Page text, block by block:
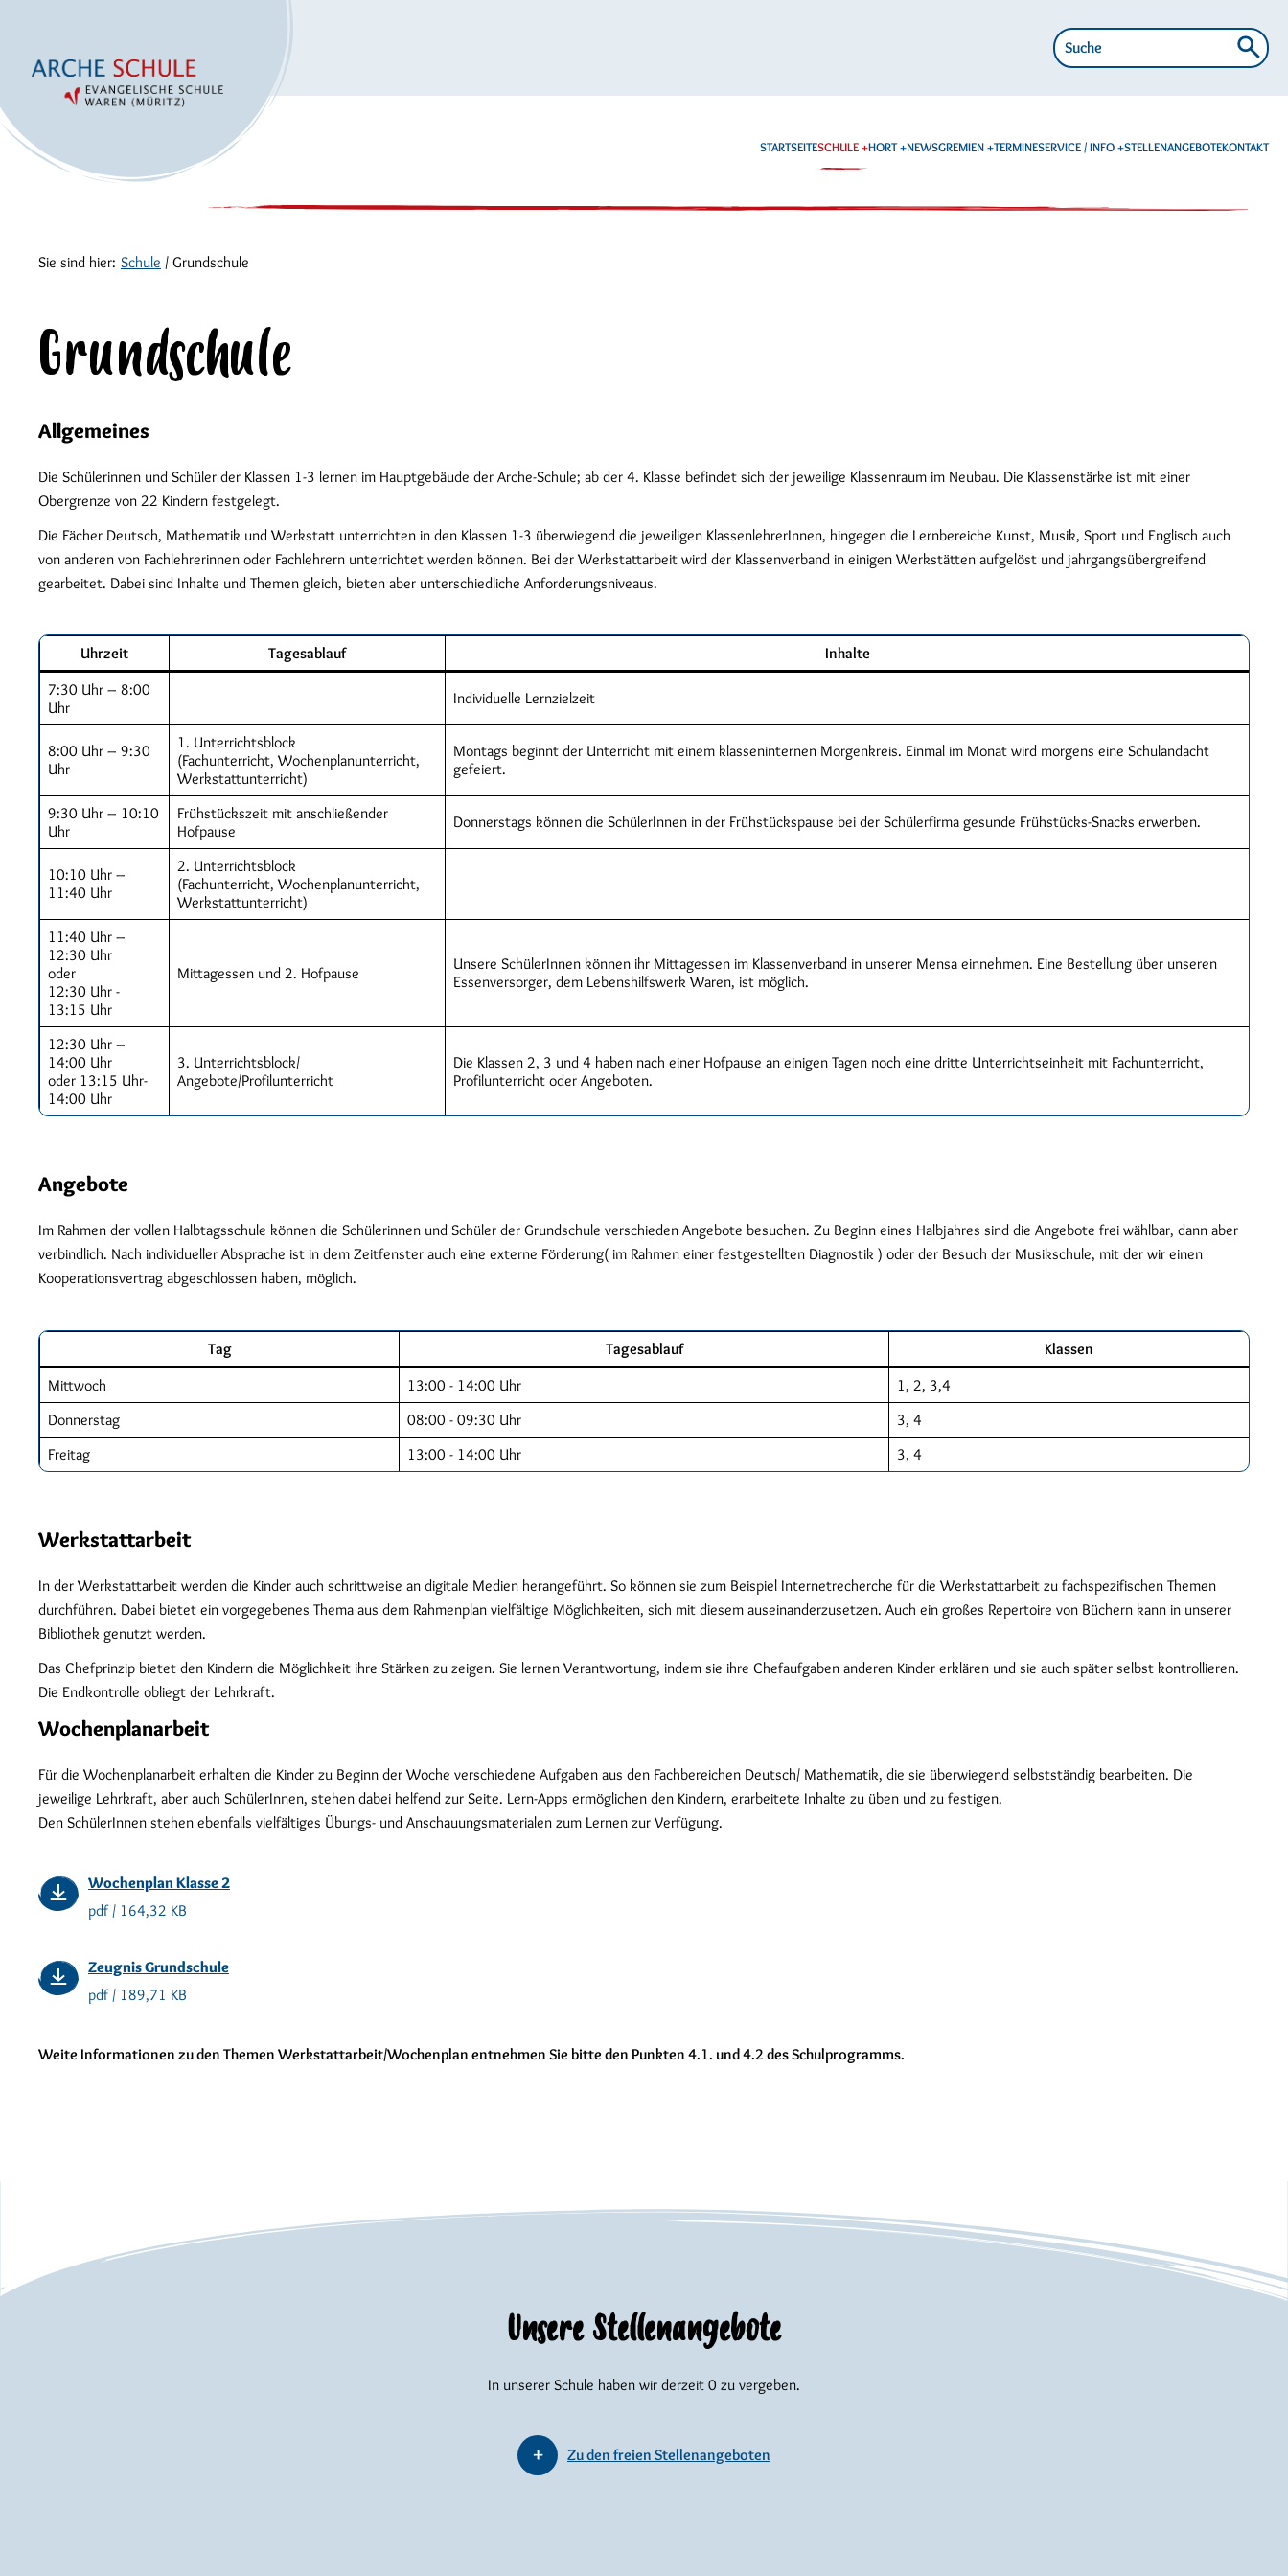
Suche
nach:
STARTSEITESCHULE HORT NEWSGREMIEN TERMINESERVICE / INFO STELLENANGEBOTEKONTAKT
Sie sind hier: Schule / Grundschule
Grundschule
Allgemeines
Die Schülerinnen und Schüler der Klassen 1-3 lernen im Hauptgebäude der Arche-Schule; ab der 4. Klasse befindet sich der jeweilige Klassenraum im Neubau. Die Klassenstärke ist mit einer
Obergrenze von 22 Kindern festgelegt.
Die Fächer Deutsch, Mathematik und Werkstatt unterrichten in den Klassen 1-3 überwiegend die jeweiligen KlassenlehrerInnen, hingegen die Lernbereiche Kunst, Musik, Sport und Englisch auch
von anderen von Fachlehrerinnen oder Fachlehrern unterrichtet werden können. Bei der Werkstattarbeit wird der Klassenverband in einigen Werkstätten aufgelöst und jahrgangsübergreifend
gearbeitet. Dabei sind Inhalte und Themen gleich, bieten aber unterschiedliche Anforderungsniveaus.
Uhrzeit Tagesablauf
Inhalte
7:30 Uhr – 8:00
Uhr
Individuelle Lernzielzeit
8:00 Uhr – 9:30
Uhr
1. Unterrichtsblock
(Fachunterricht, Wochenplanunterricht,
Werkstattunterricht)
Montags beginnt der Unterricht mit einem klasseninternen Morgenkreis. Einmal im Monat wird morgens eine Schulandacht
gefeiert.
9:30 Uhr – 10:10
Uhr
Frühstückszeit mit anschließender
Hofpause
Donnerstags können die SchülerInnen in der Frühstückspause bei der Schülerfirma gesunde Frühstücks-Snacks erwerben.
10:10 Uhr –
11:40 Uhr
2. Unterrichtsblock
(Fachunterricht, Wochenplanunterricht,
Werkstattunterricht)
11:40 Uhr –
12:30 Uhr
oder
12:30 Uhr -
13:15 Uhr
Mittagessen und 2. Hofpause
Unsere SchülerInnen können ihr Mittagessen im Klassenverband in unserer Mensa einnehmen. Eine Bestellung über unseren
Essenversorger, dem Lebenshilfswerk Waren, ist möglich.
12:30 Uhr –
14:00 Uhr
oder 13:15 Uhr-
14:00 Uhr
3. Unterrichtsblock/
Angebote/Profilunterricht
Die Klassen 2, 3 und 4 haben nach einer Hofpause an einigen Tagen noch eine dritte Unterrichtseinheit mit Fachunterricht,
Profilunterricht oder Angeboten.
Angebote
Im Rahmen der vollen Halbtagsschule können die Schülerinnen und Schüler der Grundschule verschieden Angebote besuchen. Zu Beginn eines Halbjahres sind die Angebote frei wählbar, dann aber
verbindlich. Nach individueller Absprache ist in dem Zeitfenster auch eine externe Förderung( im Rahmen einer festgestellten Diagnostik ) oder der Besuch der Musikschule, mit der wir einen
Kooperationsvertrag abgeschlossen haben, möglich.
Tag Tagesablauf
Klassen
Mittwoch
13:00 - 14:00 Uhr
1, 2, 3,4
Donnerstag
08:00 - 09:30 Uhr
3, 4
Freitag
13:00 - 14:00 Uhr 3, 4
Werkstattarbeit
In der Werkstattarbeit werden die Kinder auch schrittweise an digitale Medien herangeführt. So können sie zum Beispiel Internetrecherche für die Werkstattarbeit zu fachspezifischen Themen
durchführen. Dabei bietet ein vorgegebenes Thema aus dem Rahmenplan vielfältige Möglichkeiten, sich mit diesem auseinanderzusetzen. Auch ein großes Repertoire von Büchern kann in unserer
Bibliothek genutzt werden.
Das Chefprinzip bietet den Kindern die Möglichkeit ihre Stärken zu zeigen. Sie lernen Verantwortung, indem sie ihre Chefaufgaben anderen Kinder erklären und sie auch später selbst kontrollieren.
Die Endkontrolle obliegt der Lehrkraft.
Wochenplanarbeit
Für die Wochenplanarbeit erhalten die Kinder zu Beginn der Woche verschiedene Aufgaben aus den Fachbereichen Deutsch/ Mathematik, die sie überwiegend selbstständig bearbeiten. Die
jeweilige Lehrkraft, aber auch SchülerInnen, stehen dabei helfend zur Seite. Lern-Apps ermöglichen den Kindern, erarbeitete Inhalte zu üben und zu festigen.
Den SchülerInnen stehen ebenfalls vielfältiges Übungs- und Anschauungsmaterialen zum Lernen zur Verfügung.
Wochenplan Klasse 2
pdf / 164,32 KB
Zeugnis Grundschule
pdf / 189,71 KB
Weite Informationen zu den Themen Werkstattarbeit/Wochenplan entnehmen Sie bitte den Punkten 4.1. und 4.2 des Schulprogramms.
Unsere Stellenangebote
In unserer Schule haben wir derzeit 0 zu vergeben.
Zu den freien Stellenangeboten